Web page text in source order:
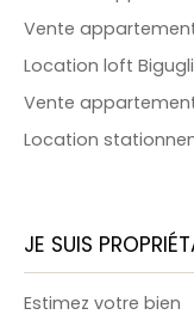
Vente
Location loft
Vente
Location
JE SUIS
Estimez votre bien